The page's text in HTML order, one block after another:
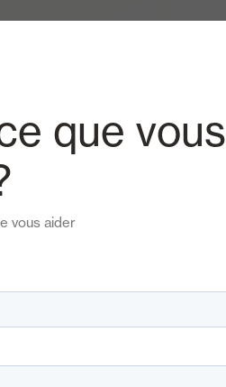
que vous
vous aider